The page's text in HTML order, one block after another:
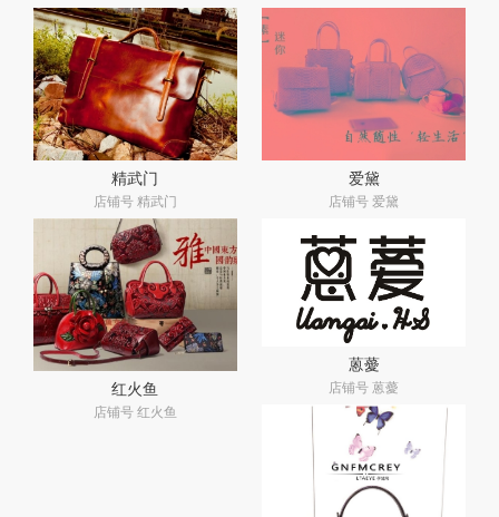
精武门
店铺号 精武门
爱黛
店铺号 爱黛
红火鱼
店铺号 红火鱼
蒽薆
店铺号 蒽薆